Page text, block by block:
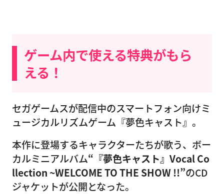
ゲーム内で使える特典がもら
える！
セガゲームスが配信中のスマートフォン向けミ
ュージカルリズムゲーム『夢色キャスト』。
本作に登場するキャラクターたちが歌う、ボー
カルミニアルバム“『夢色キャスト』Vocal Co
llection ~WELCOME TO THE SHOW !!”のCD
ジャケットが公開となった。